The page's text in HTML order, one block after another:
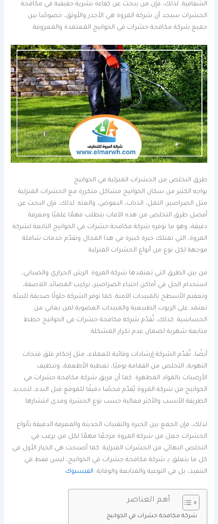
الشفافية. لذلك، فإن من يبحث عن كفاءة بشرية حقيقية في مكافحة
الحشرات سيجد أن شركة المروة هي الأجدر والأوثق، خصوصًا بين
جميع شركة مكافحة حشرات في الخوانيج المعتمدة والمعروفة.
طرق التخلص من الحشرات المنزلية في الخوانيج
يواجه الكثير من سكان الخوانيج مشاكل متكررة مع الحشرات المنزلية
مثل الصراصير، النمل، الذباب، البعوض، والعته. لذلك، فإن البحث عن
أفضل طرق التخلص من هذه الآفات يتطلب فهمًا علميًا ومعرفة
دقيقة، وهو ما توفره شركة مكافحة حشرات في الخوانيج التابعة لشركة
المروة، التي تمتلك خبرة كبيرة في هذا المجال وتقدّم خدمات شاملة
موجهة لكل نوع من أنواع الحشرات المنزلية.
من بين الطرق التي تعتمدها شركة المروة: الرش الحراري والضبابي،
استخدام الجل في أماكن اختباء الصراصير، تركيب المصائد اللاصقة،
وتعقيم الأسطح بالمبيدات الآمنة. كما توفر الشركة حلولًا صديقة للبيئة
تعتمد على الزيوت الطبيعية والمبيدات العضوية لمن يعاني من
الحساسية. كذلك، تُقدّم شركة مكافحة حشرات في الخوانيج خطط
متابعة شهرية لضمان عدم تكرار المشكلة.
أيضًا، تُقدّم الشركة إرشادات وقائية للعملاء، مثل إحكام غلق فتحات
التهوية، التخلص من القمامة يوميًا، تغطية الأطعمة، وتنظيف
الأرضيات بالمواد المطهرة. كما أن فريق شركة مكافحة حشرات في
الخوانيج من شركة المروة يُقدّم فحصًا دقيقًا للموقع قبل البدء، لتحديد
الطريقة الأنسب والأكثر فعالية حسب نوع الحشرة ومدى انتشارها.
لذلك، فإن الجمع بين الخبرة والتقنيات الحديثة والمعرفة الدقيقة بأنواع
الحشرات جعل من شركة المروة مرجعًا مهمًا لكل من يرغب في
التخلص النهائي من الحشرات المنزلية. كما أصبحت هي الخيار الأول في
كل ما يتعلق بـ شركة مكافحة حشرات في الخوانيج، ليس فقط في
التنفيذ، بل في التوعية والمتابعة والوقاية. الفيسبوك
أهم العناصر
شركة مكافحة حشرات في الخوانيج